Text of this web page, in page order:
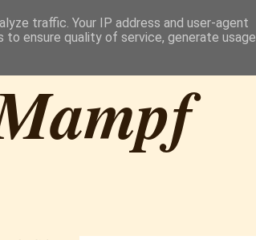
traffic. Your IP address and user-agent
ensure quality of service, generate usage